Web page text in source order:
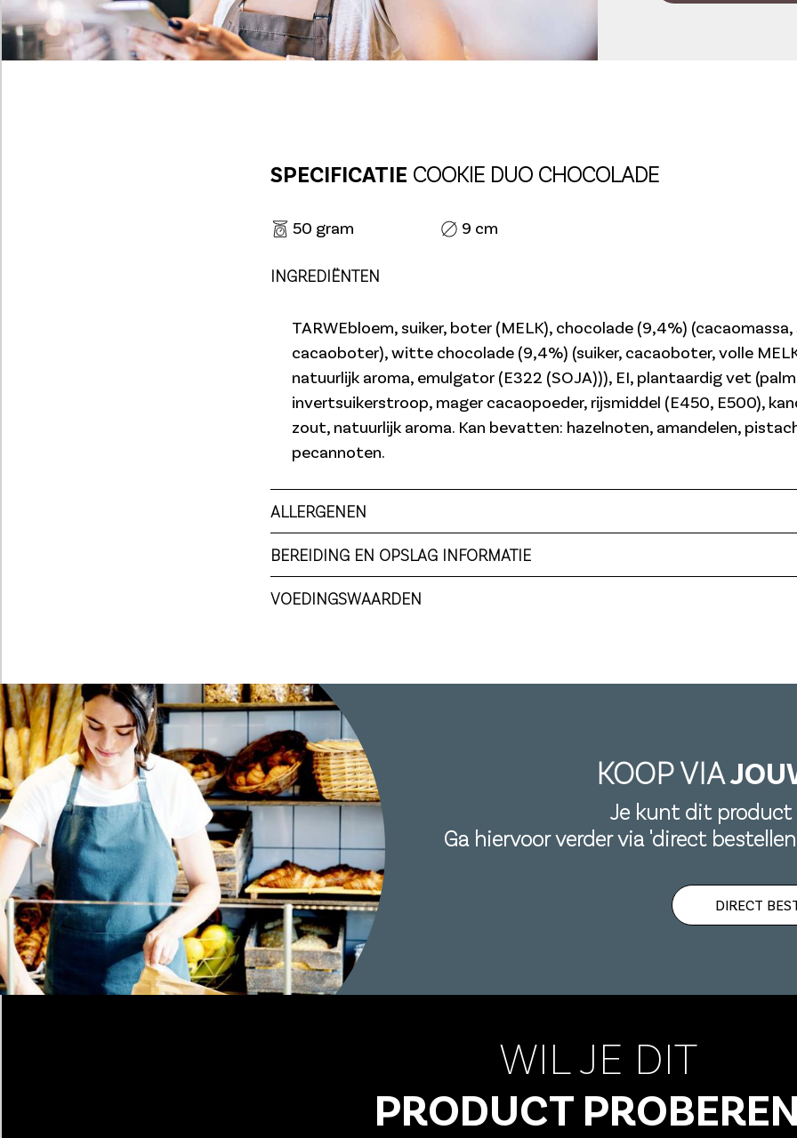
SPECIFICATIE COOKIE DUO CHOCOLADE
50 gram 9 cm
INGREDIËNTEN
TARWEbloem, suiker, boter (MELK), chocolade (9,4%) (cacaomassa,
cacaoboter), witte chocolade (9,4%) (suiker, cacaoboter, volle
natuurlijk aroma, emulgator (E322 (SOJA))), EI, plantaardig vet
invertsuikerstroop, mager cacaopoeder, rijsmiddel (E450, E500),
zout, natuurlijk aroma. Kan bevatten: hazelnoten, amandelen,
pecannoten.
ALLERGENEN
BEREIDING EN OPSLAG INFORMATIE
VOEDINGSWAARDEN
KOOP VIA
Je kunt dit product
Ga hiervoor verder via 'direct
DIRECT
WIL JE DIT
PRODUCT